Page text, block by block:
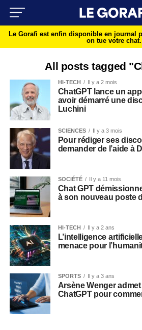
Le Gorafi est enfin disponible en journal
on tue votre chat.
All posts tagged
HI-TECH Il y a 2 mois
ChatGPT lance un
avoir démarré une
Luchini
SCIENCES Il y a 3 mois
Pour rédiger ses
demander de l’aide à
SOCIÉTÉ Il y a 11 mois
Chat GPT
à son nouveau poste
HI-TECH Il y a 2 ans
L’intelligence
menace pour
SPORTS Il y a 3 ans
Arsène Wenger
ChatGPT pour